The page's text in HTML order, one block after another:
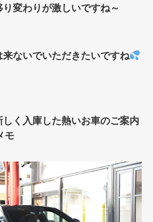
変わりが激しいですね～
ないでいただきたいですね
しく入庫した熱いお車のご案内
モ